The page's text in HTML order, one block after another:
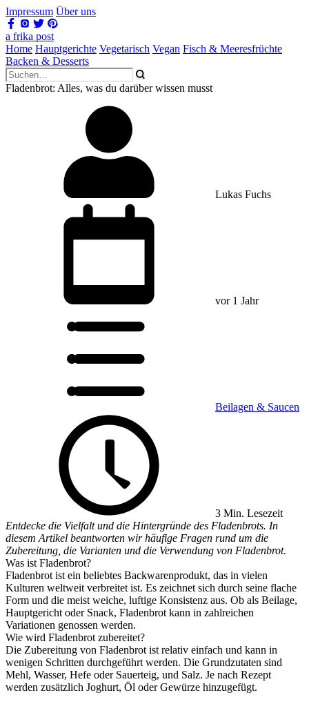
Impressum Über uns
a frika post
Home Hauptgerichte Vegetarisch Vegan Fisch & Meeresfrüchte
Backen & Desserts
Fladenbrot: Alles, was du darüber wissen musst
Lukas Fuchs
vor 1 Jahr
Beilagen & Saucen
3 Min. Lesezeit
Entdecke die Vielfalt und die Hintergründe des Fladenbrots. In
diesem Artikel beantworten wir häufige Fragen rund um die
Zubereitung, die Varianten und die Verwendung von Fladenbrot.
Was ist Fladenbrot?
Fladenbrot ist ein beliebtes Backwarenprodukt, das in vielen
Kulturen weltweit verbreitet ist. Es zeichnet sich durch seine flache
Form und die meist weiche, luftige Konsistenz aus. Ob als Beilage,
Hauptgericht oder Snack, Fladenbrot kann in zahlreichen
Variationen genossen werden.
Wie wird Fladenbrot zubereitet?
Die Zubereitung von Fladenbrot ist relativ einfach und kann in
wenigen Schritten durchgeführt werden. Die Grundzutaten sind
Mehl, Wasser, Hefe oder Sauerteig, und Salz. Je nach Rezept
werden zusätzlich Joghurt, Öl oder Gewürze hinzugefügt.